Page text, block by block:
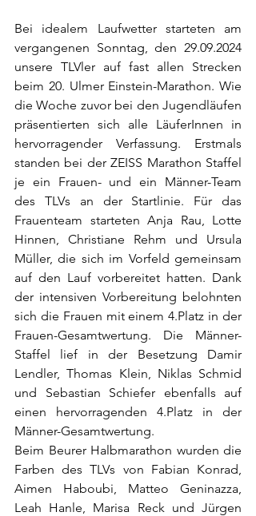
Bei idealem Laufwetter starteten am
vergangenen Sonntag, den 29.09.2024
unsere TLVler auf fast allen Strecken
beim 20. Ulmer Einstein-Marathon. Wie
die Woche zuvor bei den Jugendläufen
präsentierten sich alle LäuferInnen in
hervorragender Verfassung. Erstmals
standen bei der ZEISS Marathon Staffel
je ein Frauen- und ein Männer-Team
des TLVs an der Startlinie. Für das
Frauenteam starteten Anja Rau, Lotte
Hinnen, Christiane Rehm und Ursula
Müller, die sich im Vorfeld gemeinsam
auf den Lauf vorbereitet hatten. Dank
der intensiven Vorbereitung belohnten
sich die Frauen mit einem 4.Platz in der
Frauen-Gesamtwertung. Die Männer-
Staffel lief in der Besetzung Damir
Lendler, Thomas Klein, Niklas Schmid
und Sebastian Schiefer ebenfalls auf
einen hervorragenden 4.Platz in der
Männer-Gesamtwertung.
Beim Beurer Halbmarathon wurden die
Farben des TLVs von Fabian Konrad,
Aimen Haboubi, Matteo Geninazza,
Leah Hanle, Marisa Reck und Jürgen